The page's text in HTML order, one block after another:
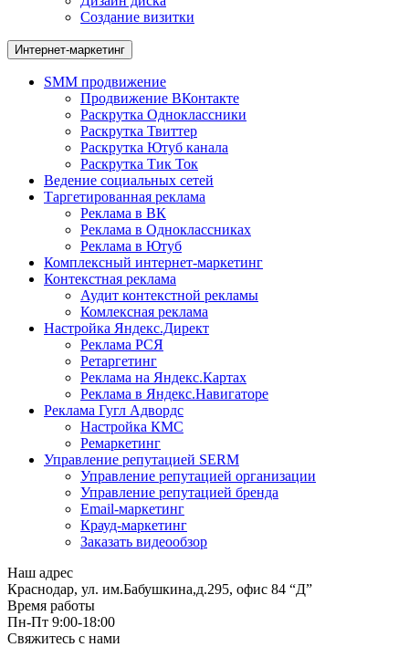
Создание визитки
Интернет-маркетинг
SMM продвижение
Продвижение ВКонтакте
Раскрутка Одноклассники
Раскрутка Твиттер
Раскрутка Ютуб канала
Раскрутка Тик Ток
Ведение социальных сетей
Таргетированная реклама
Реклама в ВК
Реклама в Одноклассниках
Реклама в Ютуб
Комплексный интернет-маркетинг
Контекстная реклама
Аудит контекстной рекламы
Комлексная реклама
Настройка Яндекс.Директ
Реклама РСЯ
Ретаргетинг
Реклама на Яндекс.Картах
Реклама в Яндекс.Навигаторе
Реклама Гугл Адвордс
Настройка КМС
Ремаркетинг
Управление репутацией SERM
Управление репутацией организации
Управление репутацией бренда
Email-маркетинг
Крауд-маркетинг
Заказать видеообзор
Наш адрес
Краснодар, ул. им.Бабушкина,д.295, офис 84 “Д”
Время работы
Пн-Пт 9:00-18:00
Свяжитесь с нами